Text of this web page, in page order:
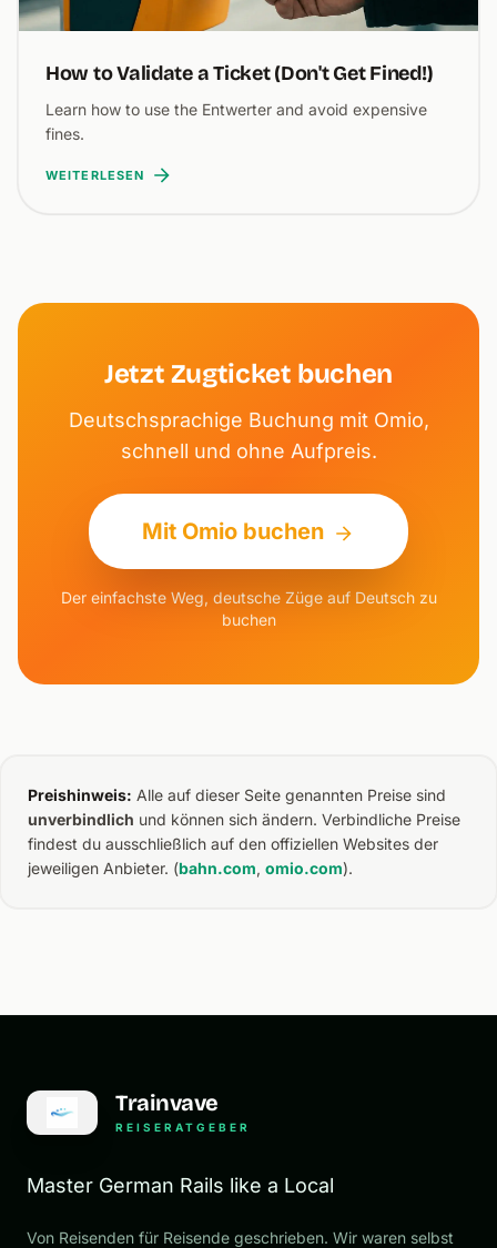
How to Validate a Ticket (Don't Get Fined!)
Learn how to use the Entwerter and avoid expensive
fines.
WEITERLESEN
Jetzt Zugticket buchen
Deutschsprachige Buchung mit Omio,
schnell und ohne Aufpreis.
Mit Omio buchen
Der einfachste Weg, deutsche Züge auf Deutsch zu
buchen
Preishinweis: Alle auf dieser Seite genannten Preise sind
unverbindlich und können sich ändern. Verbindliche Preise
findest du ausschließlich auf den offiziellen Websites der
jeweiligen Anbieter. (bahn.com, omio.com).
Trainvave
REISERATGEBER
Master German Rails like a Local
Von Reisenden für Reisende geschrieben. Wir waren selbst